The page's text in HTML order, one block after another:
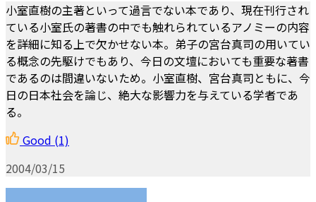
小室直樹の主著といって過言でない本であり、現在刊行され
ている小室氏の著書の中でも触れられているアノミーの内容
を詳細に知る上で欠かせない本。弟子の宮台真司の用いてい
る概念の先駆けでもあり、今日の文壇においても重要な著書
であるのは間違いないため。小室直樹、宮台真司ともに、今
日の日本社会を論じ、絶大な影響力を与えている学者であ
る。
Good (1)
2004/03/15